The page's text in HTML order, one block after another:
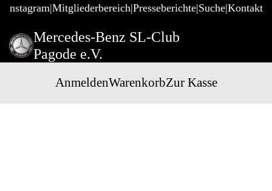
Mitgliederbereich Presseberichte Suche Kontakt
Mercedes-Benz SL-Club
Pagode e.V.
AnmeldenWarenkorbZur Kasse